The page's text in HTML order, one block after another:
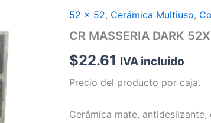
52 x 52, Cerámica Multiuso,
CR MASSERIA DARK
$22.61 IVA incluido
Precio del producto por caja.
Cerámica mate,
52X52
2.16
(IT)